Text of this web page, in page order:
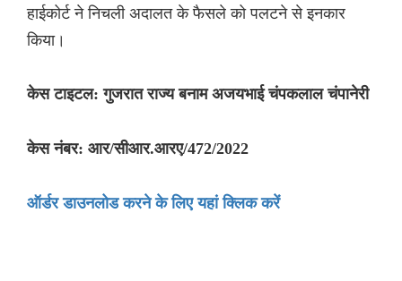
हाईकोर्ट ने निचली अदालत के फैसले को पलटने से इनकार
किया।
केस टाइटल: गुजरात राज्य बनाम अजयभाई चंपकलाल चंपानेरी
केस नंबर: आर/सीआर.आरए/472/2022
ऑर्डर डाउनलोड करने के लिए यहां क्लिक करें